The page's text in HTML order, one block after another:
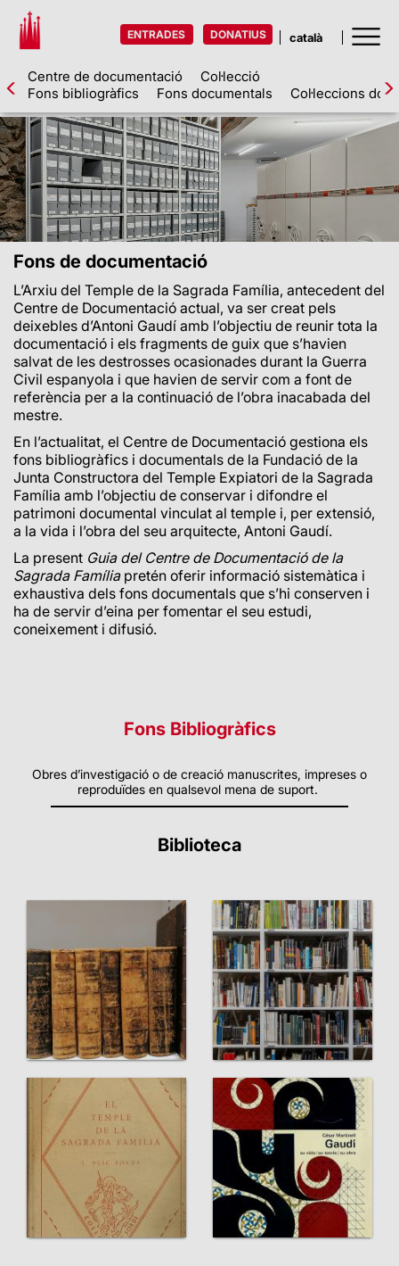
ENTRADES DONATIUS
Centre de documentació
Col·lecció
Fons bibliogràfics
Fons documentals Col·leccions
Fons de documentació
L’Arxiu del Temple de la Sagrada Família, antecedent del
Centre de Documentació actual, va ser creat pels
deixebles d’Antoni Gaudí amb l’objectiu de reunir tota la
documentació i els fragments de guix que s’havien
salvat de les destrosses ocasionades durant la Guerra
Civil espanyola i que havien de servir com a font de
referència per a la continuació de l’obra inacabada del
mestre.
En l’actualitat, el Centre de Documentació gestiona els
fons bibliogràfics i documentals de la Fundació de la
Junta Constructora del Temple Expiatori de la Sagrada
Família amb l’objectiu de conservar i difondre el
patrimoni documental vinculat al temple i, per extensió,
a la vida i l’obra del seu arquitecte, Antoni Gaudí.
La present Guia del Centre de Documentació de la
Sagrada Família pretén oferir informació sistemàtica i
exhaustiva dels fons documentals que s’hi conserven i
ha de servir d’eina per fomentar el seu estudi,
coneixement i difusió.
Fons Bibliogràfics
Obres d’investigació o de creació manuscrites, impreses o
reproduïdes en qualsevol mena de suport.
Biblioteca